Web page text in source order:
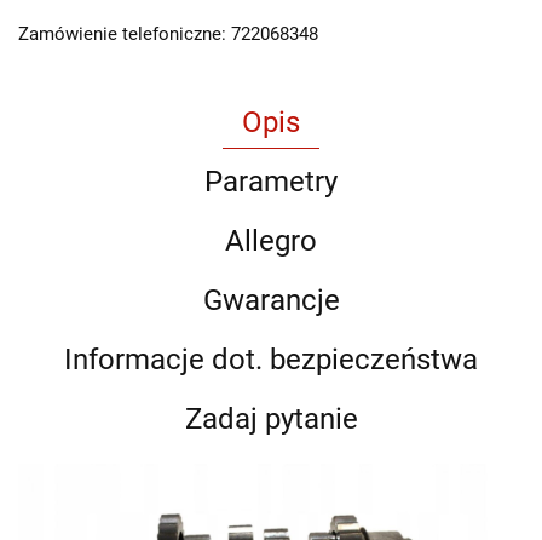
Zamówienie telefoniczne: 722068348
Opis
Parametry
Allegro
Gwarancje
Informacje dot. bezpieczeństwa
Zadaj pytanie